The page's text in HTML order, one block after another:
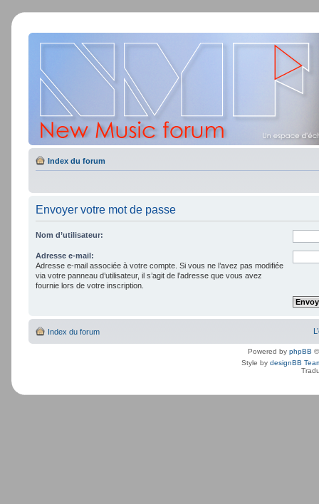
Index du forum
Envoyer votre mot de passe
Nom d’utilisateur:
Adresse e-mail:
Adresse e-mail associée à votre compte. Si vous ne l’avez pas modifiée
via votre panneau d’utilisateur, il s’agit de l’adresse que vous avez
fournie lors de votre inscription.
Index du forum
Powered by phpBB
Style by designBB